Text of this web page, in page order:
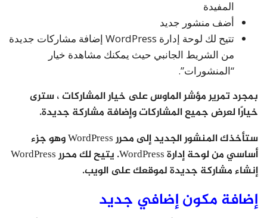
المفيدة
أضف منشور جديد
تتيح لك لوحة إدارة WordPress إضافة مشاركات جديدة
من الشريط الجانبي حيث يمكنك مشاهدة خيار
“المنشورات”.
بمجرد تمرير مؤشر الماوس على خيار المشاركات ، سترى
خيارًا لعرض جميع المشاركات وإضافة مشاركة جديدة.
ستأخذك المنشور الجديد إلى محرر WordPress وهو جزء
أساسي من لوحة إدارة WordPress. يتيح لك محرر WordPress
إنشاء مشاركة جديدة لموقعك على الويب.
إضافة مكون إضافي جديد